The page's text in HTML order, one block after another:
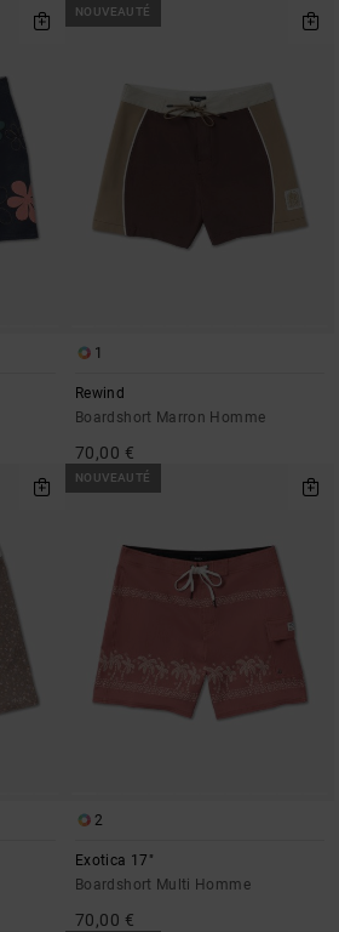
NOUVEAUTÉ
1
Rewind
Boardshort Marron Homme
70,00 €
NOUVEAUTÉ
2
Exotica 17"
Boardshort Multi Homme
70,00 €